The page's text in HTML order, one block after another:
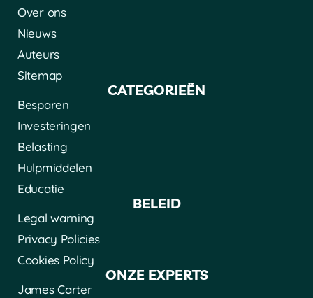
Over ons
Nieuws
Auteurs
Sitemap
CATEGORIEËN
Besparen
Investeringen
Belasting
Hulpmiddelen
Educatie
BELEID
Legal warning
Privacy Policies
Cookies Policy
ONZE EXPERTS
James Carter